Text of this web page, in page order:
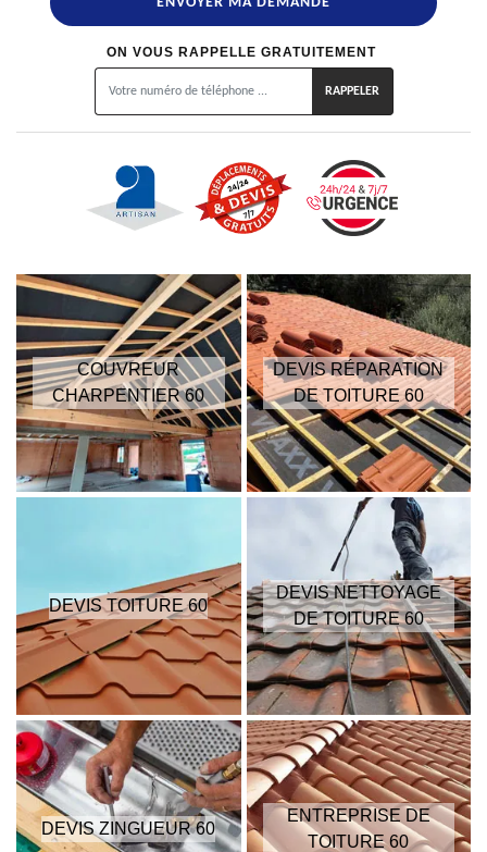
ON VOUS RAPPELLE GRATUITEMENT
COUVREUR
CHARPENTIER 60
DEVIS RÉPARATION
DE TOITURE 60
DEVIS TOITURE 60
DEVIS NETTOYAGE
DE TOITURE 60
DEVIS ZINGUEUR 60
ENTREPRISE DE
TOITURE 60